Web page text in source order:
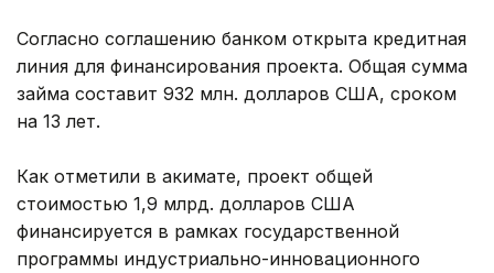
Согласно соглашению банком открыта кредитная
линия для финансирования проекта. Общая сумма
займа составит 932 млн. долларов США, сроком
на 13 лет.
Как отметили в акимате, проект общей
стоимостью 1,9 млрд. долларов США
финансируется в рамках государственной
программы индустриально-инновационного